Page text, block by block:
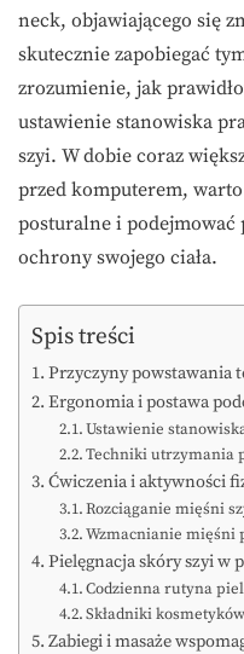
neck, objawiającego się
skutecznie zapobiegać
zrozumienie, jak
ustawienie stanowiska
szyi. W dobie coraz
przed komputerem,
posturalne i
ochrony swojego ciała.
Spis treści
Przyczyny powstawania
Ergonomia i postawa
Ustawienie
Techniki utrzymania
Ćwiczenia i aktywności
Rozciąganie mięśni
Wzmacnianie mięśni
Pielęgnacja skóry szyi w
Codzienna rutyna
Składniki
Zabiegi i masaże